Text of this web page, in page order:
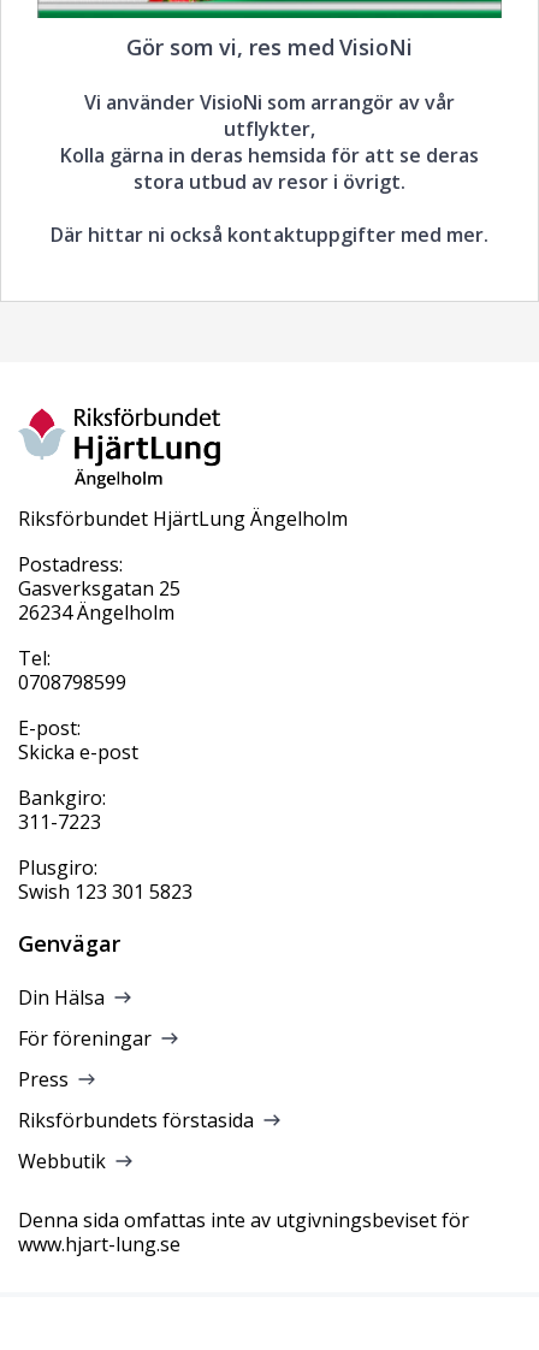
Gör som vi, res med VisioNi
Vi använder VisioNi som arrangör av vår
utflykter,
Kolla gärna in deras hemsida för att se deras
stora utbud av resor i övrigt.
Där hittar ni också kontaktuppgifter med mer.
Riksförbundet HjärtLung Ängelholm
Postadress:
Gasverksgatan 25
26234 Ängelholm
Tel:
0708798599
E-post:
Skicka e-post
Bankgiro:
311-7223
Plusgiro:
Swish 123 301 5823
Genvägar
Din Hälsa
För föreningar
Press
Riksförbundets förstasida
Webbutik
Denna sida omfattas inte av utgivningsbeviset för
www.hjart-lung.se